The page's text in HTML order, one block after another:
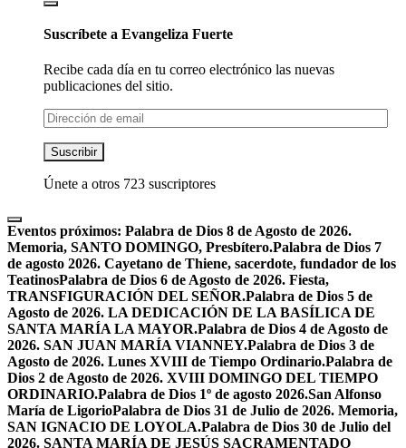
Suscríbete a Evangeliza Fuerte
Recibe cada día en tu correo electrónico las nuevas
publicaciones del sitio.
Dirección
de
email
Suscribir
Únete a otros 723 suscriptores
Eventos próximos: Palabra de Dios 8 de Agosto de 2026.
Memoria, SANTO DOMINGO, Presbítero.Palabra de Dios 7
de agosto 2026. Cayetano de Thiene, sacerdote, fundador de los
TeatinosPalabra de Dios 6 de Agosto de 2026. Fiesta,
TRANSFIGURACIÓN DEL SEÑOR.Palabra de Dios 5 de
Agosto de 2026. LA DEDICACIÓN DE LA BASÍLICA DE
SANTA MARÍA LA MAYOR.Palabra de Dios 4 de Agosto de
2026. SAN JUAN MARÍA VIANNEY.Palabra de Dios 3 de
Agosto de 2026. Lunes XVIII de Tiempo Ordinario.Palabra de
Dios 2 de Agosto de 2026. XVIII DOMINGO DEL TIEMPO
ORDINARIO.Palabra de Dios 1º de agosto 2026.San Alfonso
María de LigorioPalabra de Dios 31 de Julio de 2026. Memoria,
SAN IGNACIO DE LOYOLA.Palabra de Dios 30 de Julio del
2026. SANTA MARÍA DE JESÚS SACRAMENTADO